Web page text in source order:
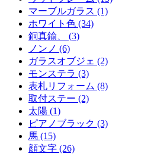
マーブルガラス (1)
ホワイト色 (34)
銅真鍮、 (3)
ノンノ (6)
ガラスオブジェ (2)
モンステラ (3)
表札リフォーム (8)
取付ステー (2)
太陽 (1)
ピアノブラック (3)
馬 (15)
顔文字 (26)